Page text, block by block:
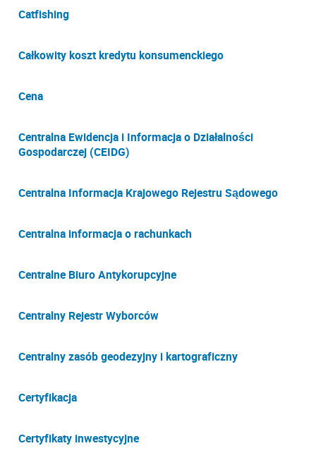
Catfishing
Całkowity koszt kredytu konsumenckiego
Cena
Centralna Ewidencja i Informacja o Działalności
Gospodarczej (CEIDG)
Centralna Informacja Krajowego Rejestru Sądowego
Centralna informacja o rachunkach
Centralne Biuro Antykorupcyjne
Centralny Rejestr Wyborców
Centralny zasób geodezyjny i kartograficzny
Certyfikacja
Certyfikaty inwestycyjne